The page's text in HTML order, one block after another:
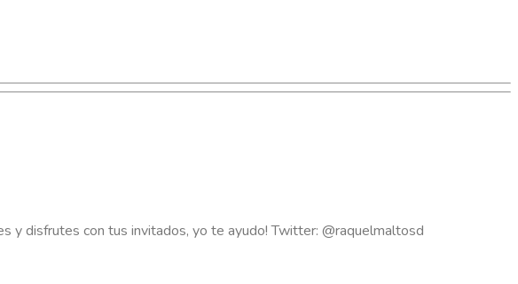
y disfrutes con tus invitados, yo te ayudo! Twitter: @raquelmaltosd